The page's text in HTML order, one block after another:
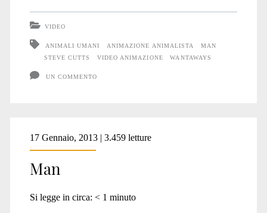
VIDEO
ANIMALI UMANI ANIMAZIONE ANIMALISTA
MAN
STEVE CUTTS
VIDEO ANIMAZIONE WANTAWAYS
UN COMMENTO
17 Gennaio, 2013 | 3.459 letture
Man
Si legge in circa: < 1 minuto